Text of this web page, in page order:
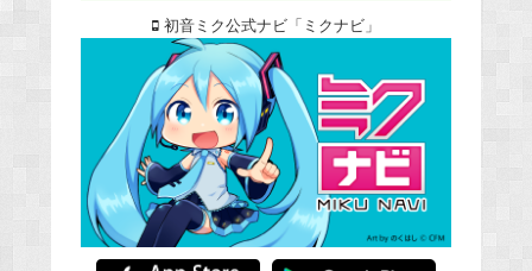
初音ミク公式ナビ「ミクナビ」